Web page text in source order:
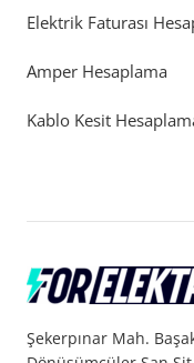
Elektrik Faturası
Amper Hesaplama
Kablo Kesit
Şekerpınar Mah.